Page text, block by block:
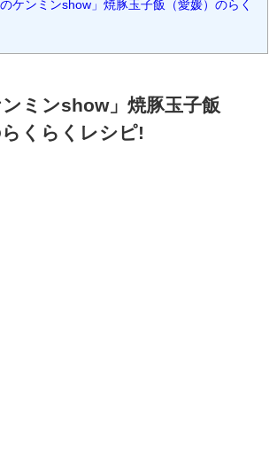
ケンミンshow」焼豚玉子飯（愛媛）のらく
ンミンshow」焼豚玉子飯
らくらくレシピ!